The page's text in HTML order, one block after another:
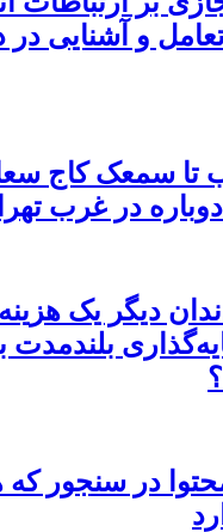
و آشنایی در
سمعک کاج
در غرب
دیگر یک
بلندمدت
محتوا در سنجور